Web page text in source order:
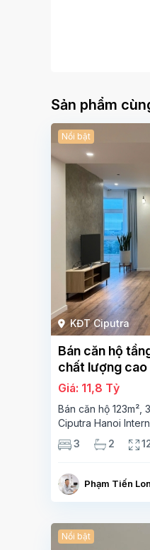
Sản phẩm
KĐT Ciputra
Nổi bật
Bán căn hộ
chất lượng cao
Giá: 11,8 Tỷ
Bán căn hộ
Ciputra Hanoi
chất lượng cao,
3 2
Phạm Tiến
Nổi bật